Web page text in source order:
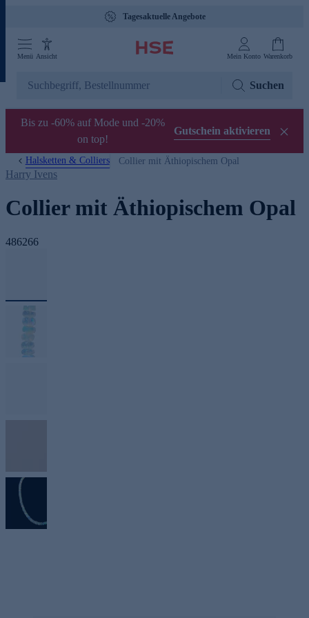
Tagesaktuelle Angebote
Menü Ansicht Mein Konto Warenkorb
Suchen
Bis zu -60% auf Mode und -20%
on top!
Gutschein aktivieren
Halsketten & Colliers Collier mit Äthiopischem Opal
Harry Ivens
Collier mit Äthiopischem Opal
486266